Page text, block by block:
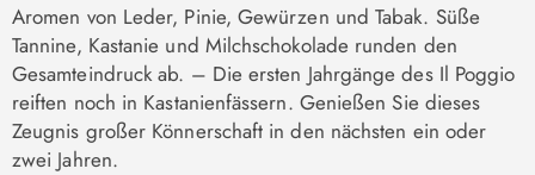
Aromen von Leder, Pinie, Gewürzen und Tabak. Süße
Tannine, Kastanie und Milchschokolade runden den
Gesamteindruck ab. – Die ersten Jahrgänge des Il Poggio
reiften noch in Kastanienfässern. Genießen Sie dieses
Zeugnis großer Könnerschaft in den nächsten ein oder
zwei Jahren.